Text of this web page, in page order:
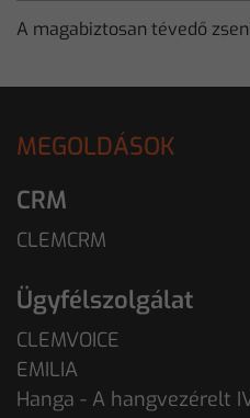
A magabiztosan tévedő
MEGOLDÁSOK
CRM
CLEMCRM
Ügyfélszolgálat
CLEMVOICE
EMILIA
Hanga - A hangvezérelt